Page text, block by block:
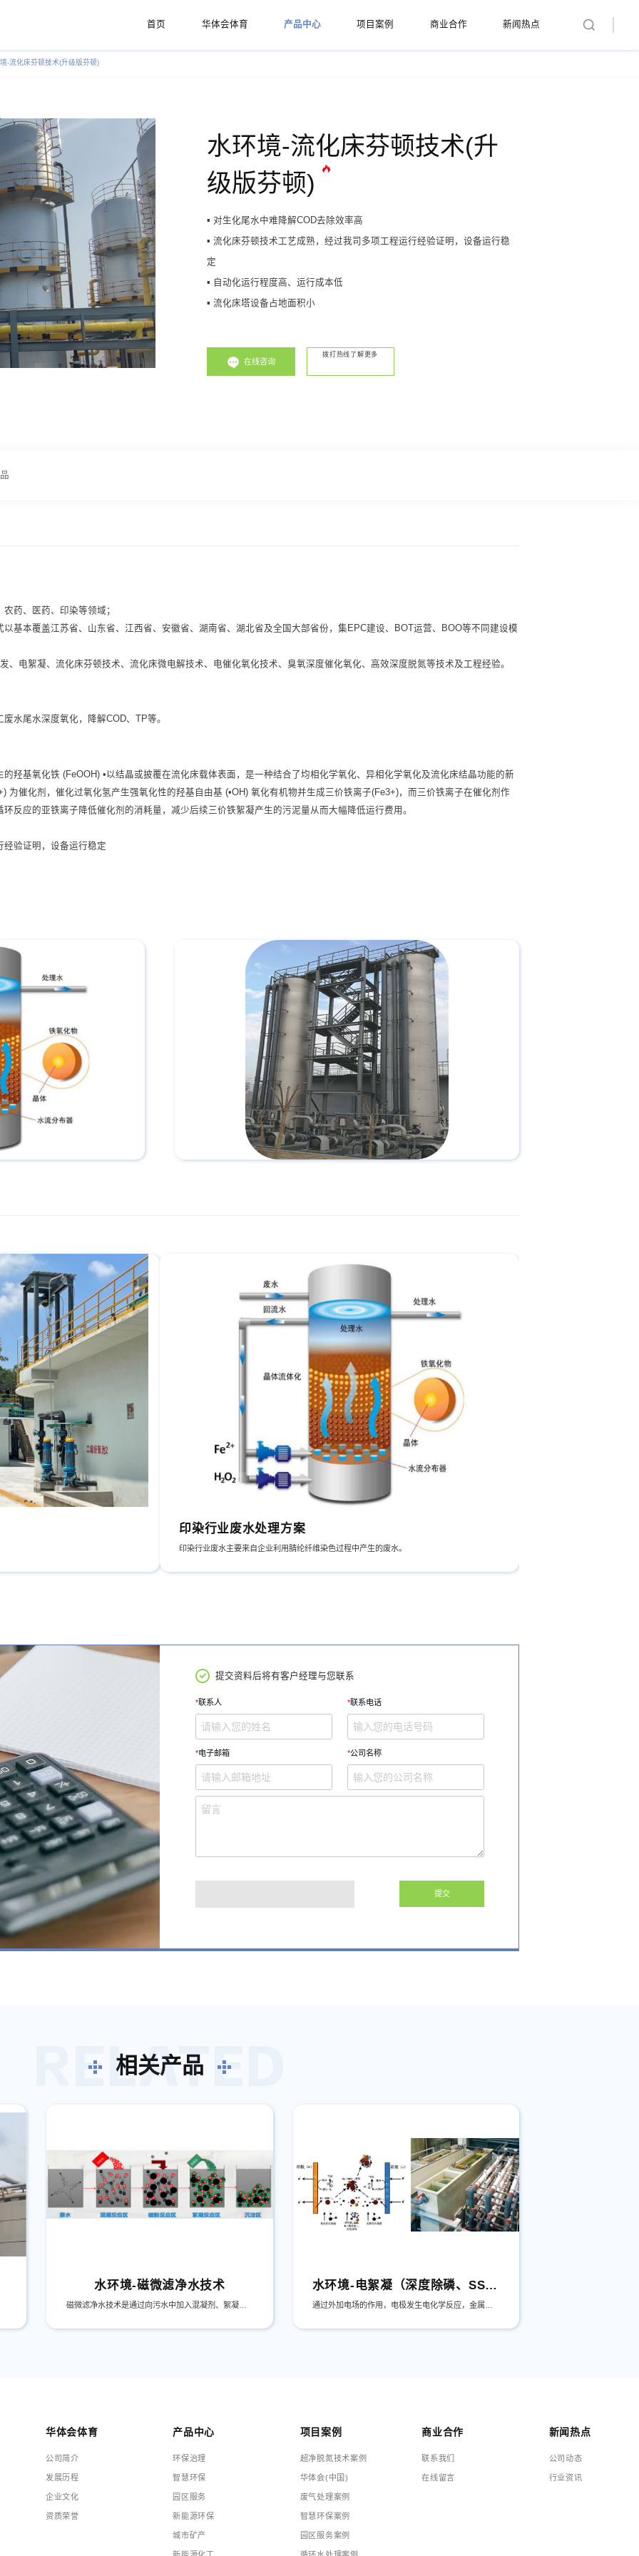
首页 华体会体育 产品中心 项目案例 商业合作 新闻热点
-流化床芬顿技术(升级版芬顿)
水环境-流化床芬顿技术(升
级版芬顿)
▪ 对生化尾水中难降解COD去除效率高
▪ 流化床芬顿技术工艺成熟，经过我司多项工程运行经验证明，设备运行稳
定
▪ 自动化运行程度高、运行成本低
▪ 流化床塔设备占地面积小
在线咨询
拨打热线了解更多
药、医药、印染等领域；
基本覆盖江苏省、山东省、江西省、安徽省、湖南省、湖北省及全国大部省份，集EPC建设、BOT运营、BOO等不同建设模
、电絮凝、流化床芬顿技术、流化床微电解技术、电催化氧化技术、臭氧深度催化氧化、高效深度脱氮等技术及工程经验。
水尾水深度氧化，降解COD、TP等。
羟基氧化铁 (FeOOH) •以结晶或披覆在流化床载体表面，是一种结合了均相化学氧化、异相化学氧化及流化床结晶功能的新
为催化剂，催化过氧化氢产生强氧化性的羟基自由基 (•OH) 氧化有机物并生成三价铁离子(Fe3+)，而三价铁离子在催化剂作
反应的亚铁离子降低催化剂的消耗量，减少后续三价铁絮凝产生的污泥量从而大幅降低运行费用。
经验证明，设备运行稳定
印染行业废水处理方案
印染行业废水主要来自企业利用腈纶纤维染色过程中产生的废水。
提交资料后将有客户经理与您联系
*联系人 *联系电话
*电子邮箱 *公司名称
提交
相关产品
RELATED
水环境-磁微滤净水技术
磁微滤净水技术是通过向污水中加入混凝剂、絮凝剂和可回收磁粉，污水中污染物质与磁粉凝聚成磁性絮体，提高混凝絮体的比重，从而增加表面负荷，提高污泥沉降速度和出水效果。磁性污泥再通过磁粉回收设备实现磁粉与污泥的分离；分离后的磁粉可以继续回用，参与下一次的絮凝过程，达到循环利用。分离后的污泥浓缩脱水后外运。
水环境-电絮凝（深度除磷、SS）技术
华体会体育
公司简介
发展历程
企业文化
资质荣誉
产品中心
环保治理
智慧环保
园区服务
新能源环保
城市矿产
新能源化工
项目案例
超净脱氮技术案例
华体会(中国)
废气处理案例
智慧环保案例
园区服务案例
循环水处理案例
商业合作
联系我们
在线留言
新闻热点
公司动态
行业资讯